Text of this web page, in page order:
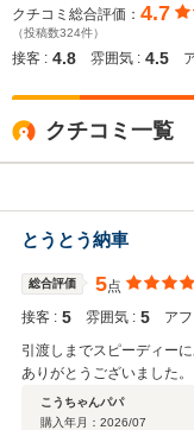
クチコミ総合評価： 4.7
（投稿数324件）
接客 : 4.8 雰囲気 : 4.5
クチコミ一覧
とうとう納車
総合評価 5点
接客 : 5 雰囲気 : 5 ア
引渡しまでスピーディー
ありがとうございました
こうちゃんパパ
購入年月： 2026/07